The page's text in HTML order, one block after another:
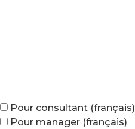
Pour consultant (français)
Pour manager (français)